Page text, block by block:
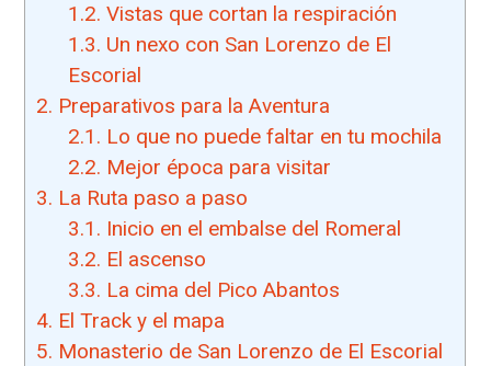
1.2. Vistas que cortan la respiración
1.3. Un nexo con San Lorenzo de El
Escorial
2. Preparativos para la Aventura
2.1. Lo que no puede faltar en tu mochila
2.2. Mejor época para visitar
3. La Ruta paso a paso
3.1. Inicio en el embalse del Romeral
3.2. El ascenso
3.3. La cima del Pico Abantos
4. El Track y el mapa
5. Monasterio de San Lorenzo de El Escorial